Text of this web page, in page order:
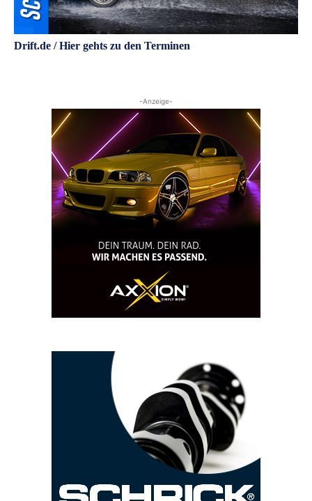
Drift.de / Hier gehts zu den Terminen
-Anzeige-